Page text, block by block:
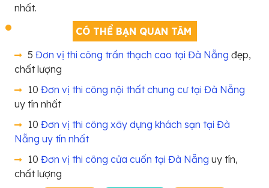
nhất.
CÓ THỂ BẠN QUAN TÂM
5 Đơn vị thi công trần thạch cao tại Đà Nẵng đẹp,
chất lượng
10 Đơn vị thi công nội thất chung cư tại Đà Nẵng
uy tín nhất
10 Đơn vị thi công xây dựng khách sạn tại Đà
Nẵng uy tín nhất
10 Đơn vị thi công cửa cuốn tại Đà Nẵng uy tín,
chất lượng